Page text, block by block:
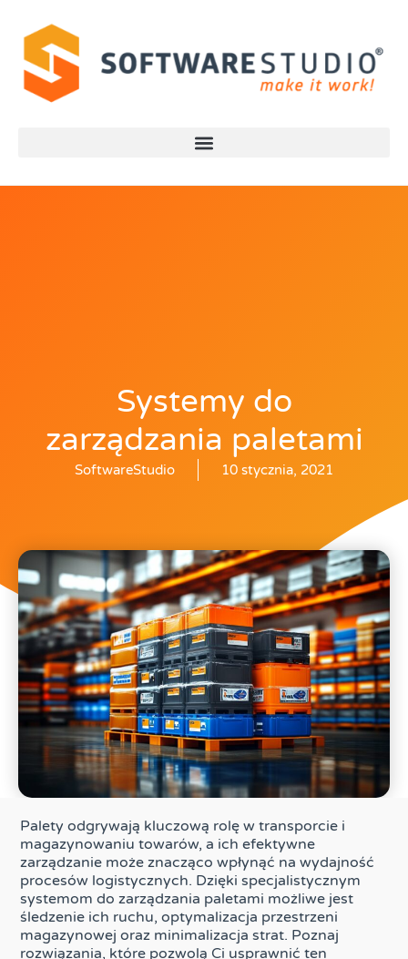
Systemy do
zarządzania paletami
SoftwareStudio 10 stycznia, 2021
Palety odgrywają kluczową rolę w transporcie i
magazynowaniu towarów, a ich efektywne
zarządzanie może znacząco wpłynąć na wydajność
procesów logistycznych. Dzięki specjalistycznym
systemom do zarządzania paletami możliwe jest
śledzenie ich ruchu, optymalizacja przestrzeni
magazynowej oraz minimalizacja strat. Poznaj
rozwiązania, które pozwolą Ci usprawnić ten